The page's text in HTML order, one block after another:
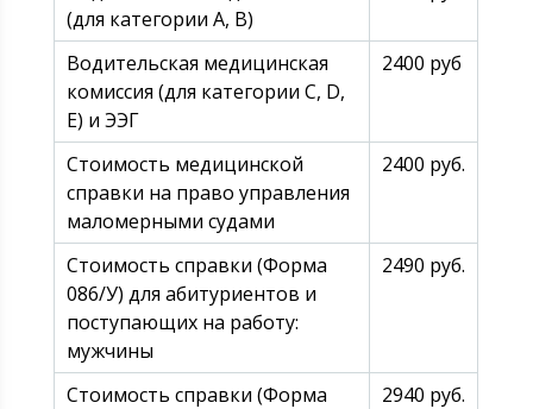
(для категории А, В)
Водительская медицинская
комиссия (для категории С, D,
E) и ЭЭГ
2400 руб
Стоимость медицинской
справки на право управления
маломерными судами
2400 руб.
Стоимость справки (Форма
086/У) для абитуриентов и
поступающих на работу:
мужчины
2490 руб.
Стоимость справки (Форма
2940 руб.